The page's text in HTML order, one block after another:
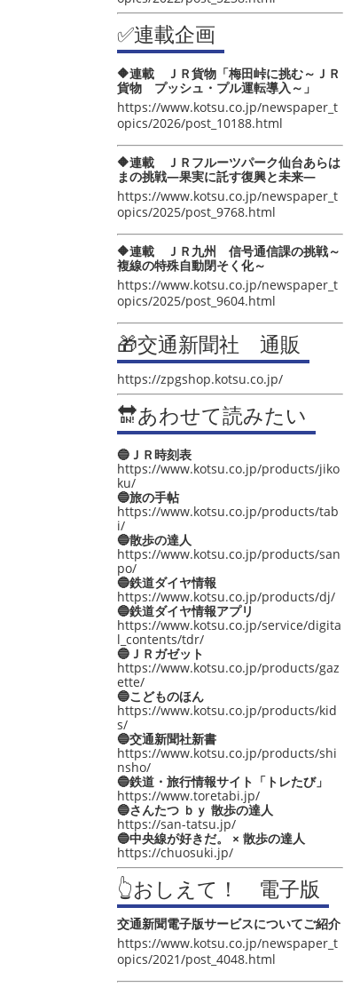
✅連載企画
🔶連載 ＪＲ貨物「梅田峠に挑む～ＪＲ
貨物 プッシュ・プル運転導入～」
https://www.kotsu.co.jp/newspaper_t
opics/2026/post_10188.html
🔶連載 ＪＲフルーツパーク仙台あらは
まの挑戦―果実に託す復興と未来―
https://www.kotsu.co.jp/newspaper_t
opics/2025/post_9768.html
🔶連載 ＪＲ九州 信号通信課の挑戦～
複線の特殊自動閉そく化～
https://www.kotsu.co.jp/newspaper_t
opics/2025/post_9604.html
🎁交通新聞社 通販
https://zpgshop.kotsu.co.jp/
🔛あわせて読みたい
🔵ＪＲ時刻表
https://www.kotsu.co.jp/products/jiko
ku/
🔵旅の手帖
https://www.kotsu.co.jp/products/tab
i/
🔵散歩の達人
https://www.kotsu.co.jp/products/san
po/
🔵鉄道ダイヤ情報
https://www.kotsu.co.jp/products/dj/
🔵鉄道ダイヤ情報アプリ
https://www.kotsu.co.jp/service/digita
l_contents/tdr/
🔵ＪＲガゼット
https://www.kotsu.co.jp/products/gaz
ette/
🔵こどものほん
https://www.kotsu.co.jp/products/kid
s/
🔵交通新聞社新書
https://www.kotsu.co.jp/products/shi
nsho/
🔵鉄道・旅行情報サイト「トレたび」
https://www.toretabi.jp/
🔵さんたつ ｂｙ 散歩の達人
https://san-tatsu.jp/
🔵中央線が好きだ。 × 散歩の達人
https://chuosuki.jp/
👆おしえて！ 電子版
交通新聞電子版サービスについてご紹介
https://www.kotsu.co.jp/newspaper_t
opics/2021/post_4048.html